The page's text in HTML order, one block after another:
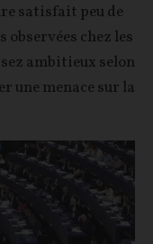
satisfait peu de
observées chez les
ambitieux selon
une menace sur la